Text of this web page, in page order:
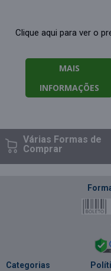
Clique aqui para ver o
MAIS
INFORMAÇÕES
Várias Formasde
Comprar
Categorias